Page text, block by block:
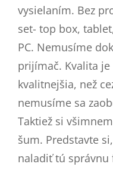
vysielaním. Bez
set- top box,
PC. Nemusíme
prijímač. Kvalita
kvalitnejšia, než
nemusíme sa
Taktiež si
šum. Predstavte
naladiť tú správnu